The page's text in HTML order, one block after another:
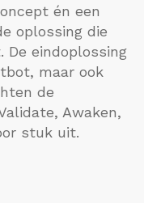
én een
oplossing die
De eindoplossing
maar ook
de
Awaken,
stuk uit.